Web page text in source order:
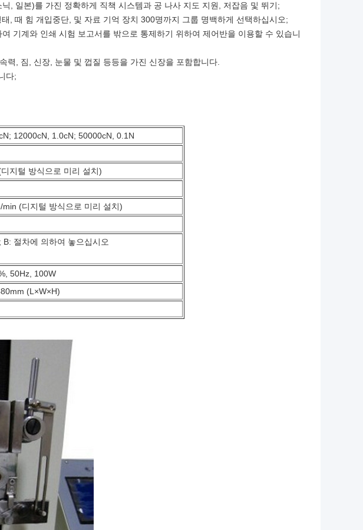
, 일본)를 가진 정확하게 직책 시스템과 공 나사 지도 지원, 저잡음 및 뛰기;
, 때 힘 개입중단, 및 자료 기억 장치 300명까지 그룹 명백하게 선택하십시오;
기계와 인쇄 시험 보고서를 밖으로 통제하기 위하여 제어반을 이용할 수 있습니
력, 짐, 신장, 눈물 및 껍질 등등을 가진 신장을 포함합니다.
다;
12000cN, 1.0cN; 50000cN, 0.1N
지털 방식으로 미리 설치)
(디지털 방식으로 미리 설치)
B: 절차에 의하여 놓으십시오
50Hz, 100W
(L×W×H)